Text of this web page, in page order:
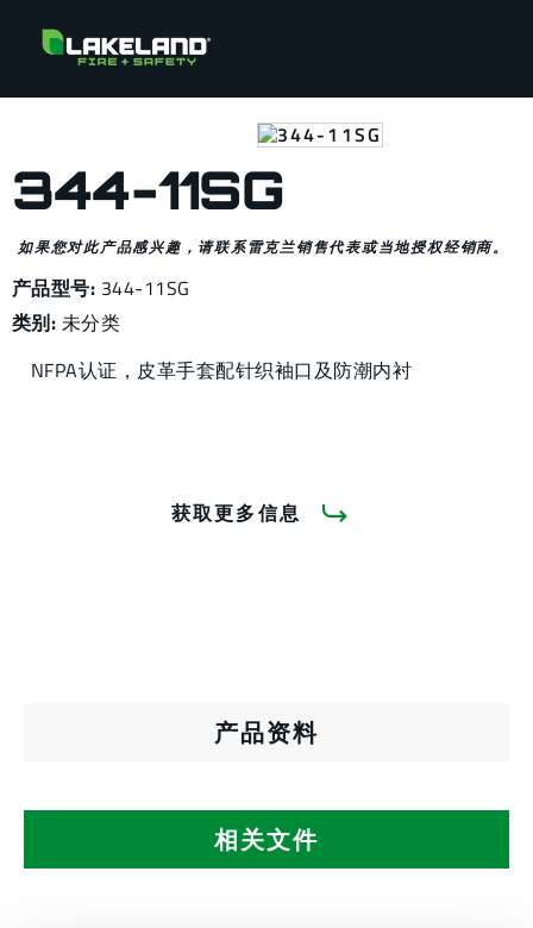
344-11SG
如果您对此产品感兴趣，请联系雷克兰销售代表或当地授权经销商。
产品型号: 344-11SG
类别: 未分类
NFPA认证，皮革手套配针织袖口及防潮内衬
获取更多信息
产品资料
相关文件